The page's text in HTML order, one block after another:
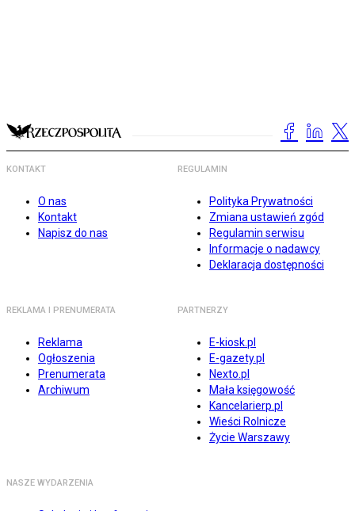
KONTAKT
O nas
Kontakt
Napisz do nas
REGULAMIN
Polityka Prywatności
Zmiana ustawień zgód
Regulamin serwisu
Informacje o nadawcy
Deklaracja dostępności
REKLAMA I PRENUMERATA
Reklama
Ogłoszenia
Prenumerata
Archiwum
PARTNERZY
E-kiosk.pl
E-gazety.pl
Nexto.pl
Mała księgowość
Kancelarierp.pl
Wieści Rolnicze
Życie Warszawy
NASZE WYDARZENIA